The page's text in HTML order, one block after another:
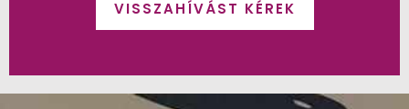
VISSZAHÍVÁST KÉREK